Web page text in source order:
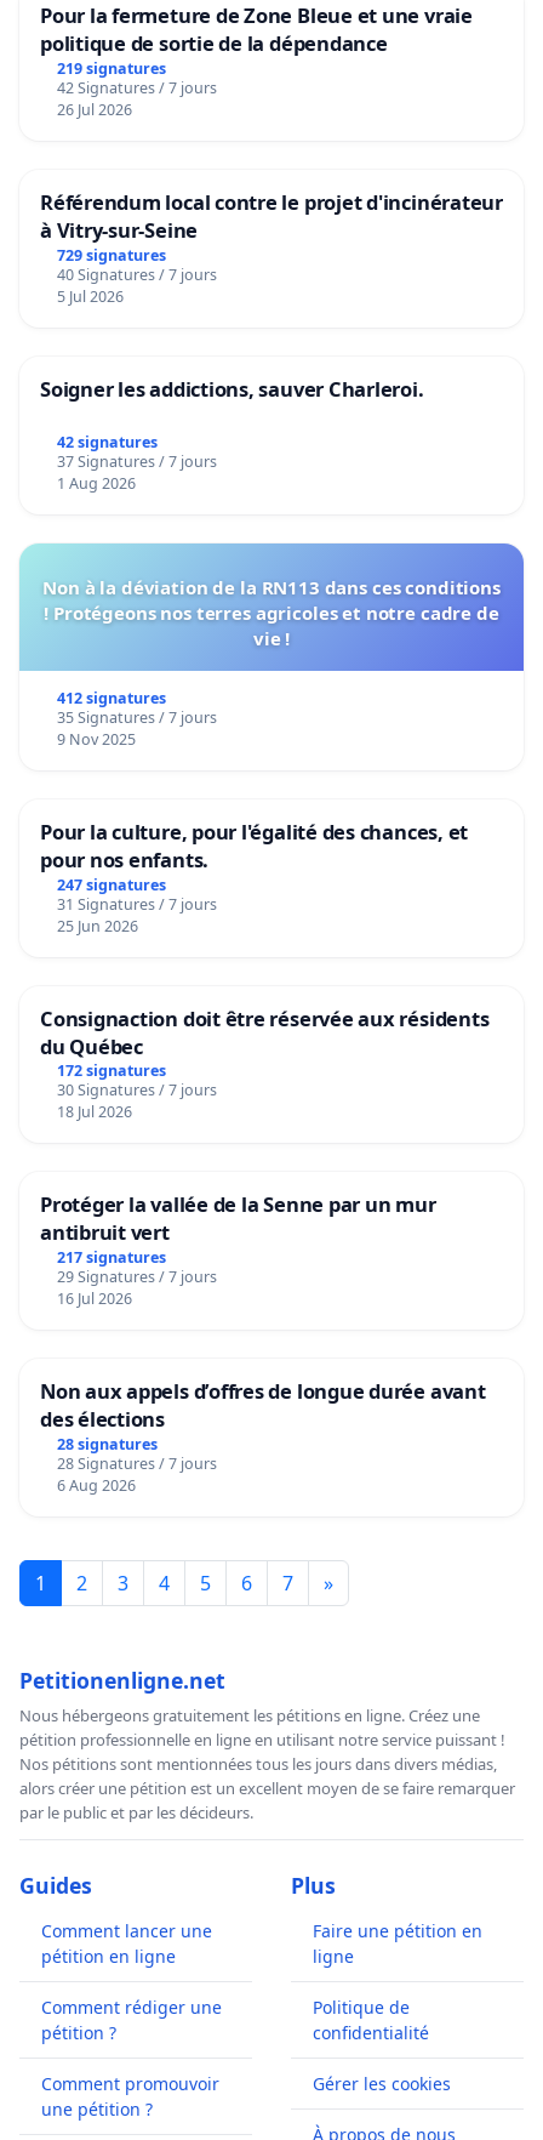
Pour la fermeture de Zone Bleue et une vraie
politique de sortie de la dépendance
219 signatures
42 Signatures / 7 jours
26 Jul 2026
Référendum local contre le projet d'incinérateur
à Vitry-sur-Seine
729 signatures
40 Signatures / 7 jours
5 Jul 2026
Soigner les addictions, sauver Charleroi.
42 signatures
37 Signatures / 7 jours
1 Aug 2026
Non à la déviation de la RN113 dans ces conditions
! Protégeons nos terres agricoles et notre cadre de
vie !
412 signatures
35 Signatures / 7 jours
9 Nov 2025
Pour la culture, pour l'égalité des chances, et
pour nos enfants.
247 signatures
31 Signatures / 7 jours
25 Jun 2026
Consignaction doit être réservée aux résidents
du Québec
172 signatures
30 Signatures / 7 jours
18 Jul 2026
Protéger la vallée de la Senne par un mur
antibruit vert
217 signatures
29 Signatures / 7 jours
16 Jul 2026
Non aux appels d’offres de longue durée avant
des élections
28 signatures
28 Signatures / 7 jours
6 Aug 2026
1 2 3 4 5 6 7 »
Petitionenligne.net
Nous hébergeons gratuitement les pétitions en ligne. Créez une
pétition professionnelle en ligne en utilisant notre service puissant !
Nos pétitions sont mentionnées tous les jours dans divers médias,
alors créer une pétition est un excellent moyen de se faire remarquer
par le public et par les décideurs.
Guides
Comment lancer une
pétition en ligne
Comment rédiger une
pétition ?
Comment promouvoir
une pétition ?
Plus
Faire une pétition en
ligne
Politique de
confidentialité
Gérer les cookies
À propos de nous